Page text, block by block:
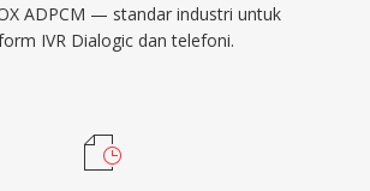
ADPCM — standar industri untuk
IVR Dialogic dan telefoni.